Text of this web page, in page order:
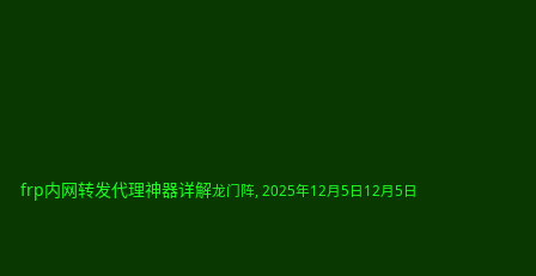
frp内网转发代理神器详解龙门阵, 2025年12月5日 12月5日